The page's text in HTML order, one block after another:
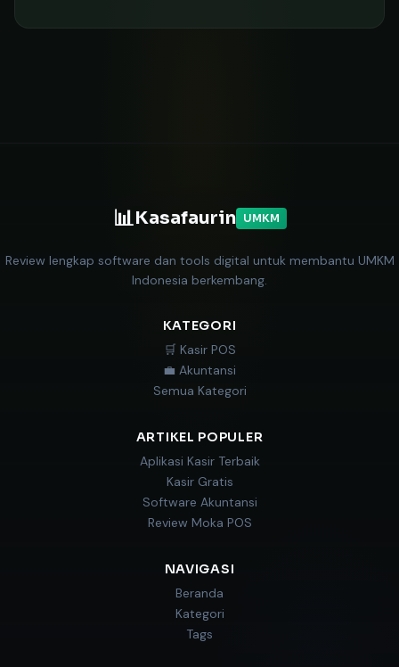
📊Kasafaurin UMKM
Review lengkap software dan tools digital untuk membantu UMKM
Indonesia berkembang.
KATEGORI
🛒 Kasir POS
💼 Akuntansi
Semua Kategori
ARTIKEL POPULER
Aplikasi Kasir Terbaik
Kasir Gratis
Software Akuntansi
Review Moka POS
NAVIGASI
Beranda
Kategori
Tags